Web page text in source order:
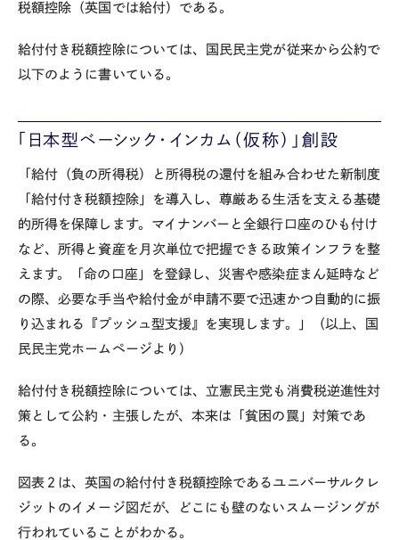
税額控除（英国では給付）である。
給付付き税額控除については、国民民主党が従来から公約で
以下のように書いている。
「日本型ベーシック・インカム（仮称）」創設
「給付（負の所得税）と所得税の還付を組み合わせた新制度
「給付付き税額控除」を導入し、尊厳ある生活を支える基礎
的所得を保障します。マイナンバーと全銀行口座のひも付け
など、所得と資産を月次単位で把握できる政策インフラを整
えます。「命の口座」を登録し、災害や感染症まん延時など
の際、必要な手当や給付金が申請不要で迅速かつ自動的に振
り込まれる『プッシュ型支援』を実現します。」（以上、国
民民主党ホームページより）
給付付き税額控除については、立憲民主党も消費税逆進性対
策として公約・主張したが、本来は「貧困の罠」対策であ
る。
図表２は、英国の給付付き税額控除であるユニバーサルクレ
ジットのイメージ図だが、どこにも壁のないスムージングが
行われていることがわかる。